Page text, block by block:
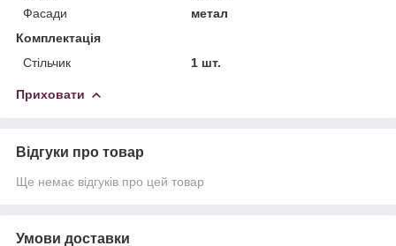
Фасади
метал
Комплектація
Стільчик
1 шт.
Приховати
Відгуки про товар
Ще немає відгуків про цей товар
Умови доставки